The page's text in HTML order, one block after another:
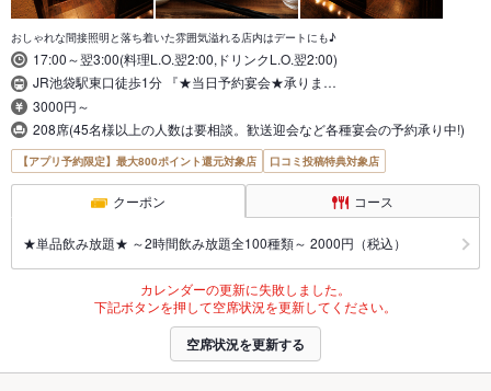
おしゃれな間接照明と落ち着いた雰囲気溢れる店内はデートにも♪
17:00～翌3:00(料理L.O.翌2:00,ドリンクL.O.翌2:00)
JR池袋駅東口徒歩1分 『★当日予約宴会★承りま…
3000円～
208席(45名様以上の人数は要相談。歓送迎会など各種宴会の予約承り中!)
【アプリ予約限定】最大800ポイント還元対象店 口コミ投稿特典対象店
クーポン コース
★単品飲み放題★ ～2時間飲み放題全100種類～ 2000円（税込）
カレンダーの更新に失敗しました。
下記ボタンを押して空席状況を更新してください。
空席状況を更新する